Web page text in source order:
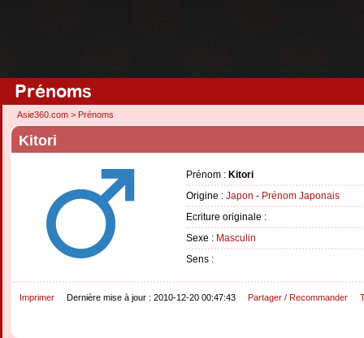
Prénoms
Asie360.com > Prénoms
Kitori
Prénom : Kitori
Origine : Japon - Prénom Japonais
Ecriture originale :
Sexe : Masculin
Sens :
Imprimer Dernière mise à jour : 2010-12-20 00:47:43 Partager / Recommander